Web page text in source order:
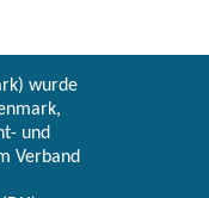
wurde
und
Verband